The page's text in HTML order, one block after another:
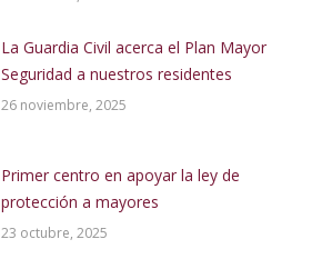
La Guardia Civil acerca el Plan Mayor
Seguridad a nuestros residentes
26 noviembre, 2025
Primer centro en apoyar la ley de
protección a mayores
23 octubre, 2025